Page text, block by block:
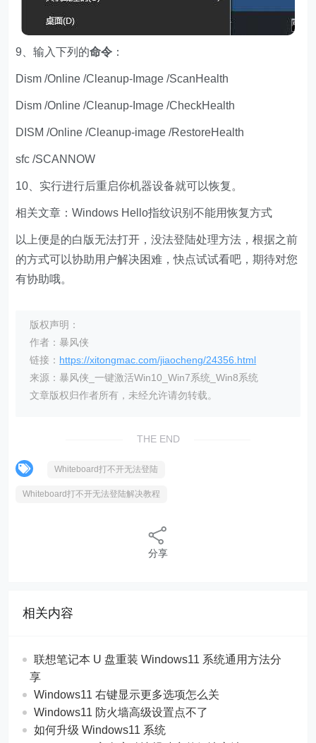
9、输入下列的命令 ：
Dism /Online /Cleanup-Image /ScanHealth
Dism /Online /Cleanup-Image /CheckHealth
DISM /Online /Cleanup-image /RestoreHealth
sfc /SCANNOW
10、实行进行后重启你机器设备就可以恢复。
相关文章：Windows Hello指纹识别不能用恢复方式
以上便是的白版无法打开，没法登陆处理方法，根据之前
的方式可以协助用户解决困难，快点试试看吧，期待对您
有协助哦。
版权声明：
作者：暴风侠
链接： https://xitongmac.com/jiaocheng/24356.html
来源：暴风侠_一键激活Win10_Win7系统_Win8系统
文章版权归作者所有，未经允许请勿转载。
THE END
Whiteboard打不开无法登陆
Whiteboard打不开无法登陆解决教程
分享
相关内容
联想笔记本 U 盘重装 Windows11 系统通用方法分
享
Windows11 右键显示更多选项怎么关
Windows11 防火墙高级设置点不了
如何升级 Windows11 系统